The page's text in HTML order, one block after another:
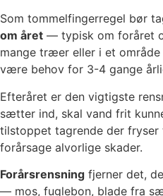
Som tommelfingerregel bør
om året — typisk om foråret
mange træer eller i et
være behov for 3-4 gange
Efteråret er den vigtigste
sætter ind, skal vand frit
tilstoppet tagrende der fryser
forårsage alvorlige skader.
Forårsrensning fjerner det,
— mos, fuglebon, blade fra